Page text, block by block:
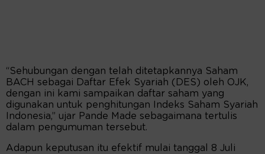
“Sehubungan dengan telah ditetapkannya Saham
BACH sebagai Daftar Efek Syariah (DES) oleh OJK,
dengan ini kami sampaikan daftar saham yang
digunakan untuk penghitungan Indeks Saham Syariah
Indonesia,” ujar Pande Made sebagaimana tertulis
dalam pengumuman tersebut.
Adapun keputusan itu efektif mulai tanggal 8 Juli